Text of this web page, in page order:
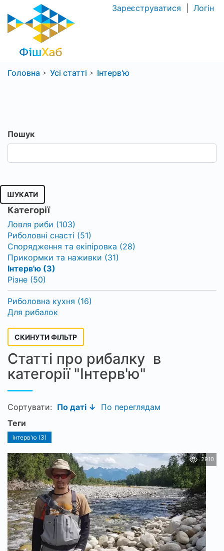
Зареєструватися Логін
Головна Усі статті Інтерв'ю
Пошук
ШУКАТИ
Категорії
Ловля риби (103)
Риболовні снасті (51)
Спорядження та екіпіровка (28)
Прикормки та наживки (31)
Інтерв'ю (3)
Різне (50)
Риболовна кухня (16)
Для рибалок
СКИНУТИ ФІЛЬТР
Статті про рибалку в
категорії "Інтерв'ю"
Сортувати: По даті ↓
По переглядам
Теги
інтерв'ю (3)
2910